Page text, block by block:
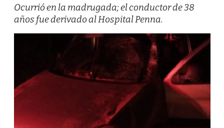
Ocurrió en la madrugada; el conductor de 38
años fue derivado al Hospital Penna.